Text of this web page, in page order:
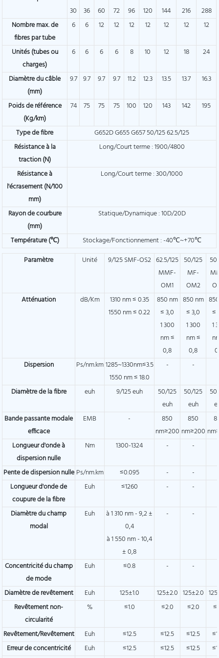
30
36
60
72
96
120
144
216
288
Nombre max. de
fibres par tube
6 6 12 12 12 12 12 12 12
Unités (tubes ou
charges)
6 6 6 6 8 10 12 18 24
Diamètre du câble
(mm)
9.7 9.7 9.7 9.7 11.2 12.3 13.5 13.7 16.3
Poids de référence
(Kg/km)
74 75 75 75 100 120 143 142 195
Type de fibre
G652D G655 G657 50/125 62.5/125
Résistance à la
traction (N)
Long/Court terme : 1900/4800
Résistance à
l'écrasement (N/100
mm)
Long/Court terme : 300/1000
Rayon de courbure
(mm)
Statique/Dynamique : 10D/20D
Température (℃)
Stockage/Fonctionnement : -40℃~+70℃
Paramètre
Unité 9/125 SMF-OS2 62.5/125
MMF-
OM1
50/125
MF-
OM2
Atténuation
dB/Km
1310 nm ≤ 0.35
1550 nm ≤ 0.22
850 nm
≤ 3,0
1 300
nm ≤
0,8
850 nm
≤ 3,0
1 300
nm ≤
0,8
≤
1
Dispersion
Ps/nm.km1285~1330nm≤3.5
1550 nm ≤ 18.0
- -
Diamètre de la fibre euh 9/125 euh
50/125
euh
50/125
euh
Bande passante modale
efficace
EMB -
850
nm≥200
850
nm≥200
Longueur d'onde à
dispersion nulle
Nm 1300-1324 - -
Pente de dispersion nulle Ps/nm.km ≤0.095 - -
Longueur d'onde de
coupure de la fibre
Euh ≤1260 - -
Diamètre du champ
modal
Euh
à 1 310 nm - 9,2 ±
0,4
à 1 550 nm - 10,4
± 0,8
- -
Concentricité du champ
de mode
Euh ≤0.8 - -
Diamètre de revêtement Euh 125±1.0 125±2.0 125±2.0
Revêtement non-
circularité
% ≤1.0 ≤2.0 ≤2.0
Revêtement/Revêtement Euh ≤12.5 ≤12.5 ≤12.5
Erreur de concentricité
Euh ≤12.5 ≤12.5 ≤12.5